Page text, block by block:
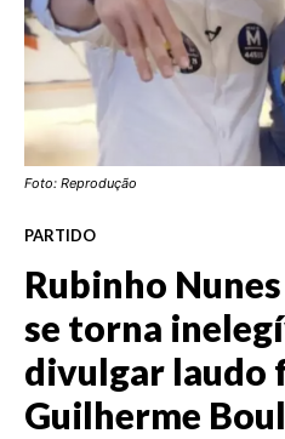
Foto: Reprodução
PARTIDO
Rubinho
se torna
divulgar laudo
Guilherme